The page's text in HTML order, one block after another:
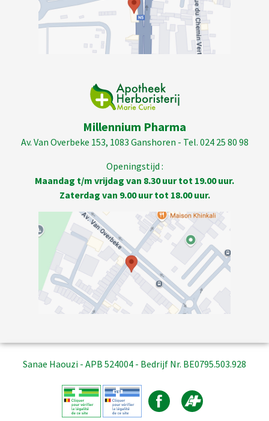
Millennium Pharma
Av. Van Overbeke 153, 1083 Ganshoren - Tel. 024 25 80 98
Openingstijd :
Maandag t/m vrijdag van 8.30 uur tot 19.00 uur.
Zaterdag van 9.00 uur tot 18.00 uur.
Sanae Haouzi - APB 524004 - Bedrijf Nr. BE0795.503.928